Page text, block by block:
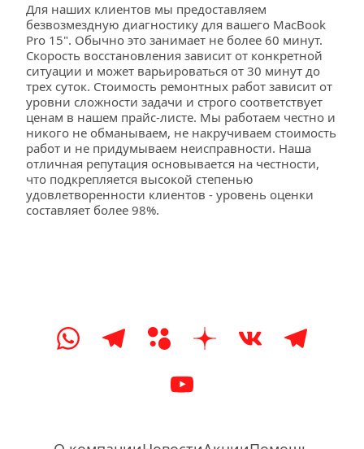
Для наших клиентов мы предоставляем
безвозмездную диагностику для вашего MacBook
Pro 15". Обычно это занимает не более 60 минут.
Скорость восстановления зависит от конкретной
ситуации и может варьироваться от 30 минут до
трех суток. Стоимость ремонтных работ зависит от
уровни сложности задачи и строго соответствует
ценам в нашем прайс-листе. Мы работаем честно и
никого не обманываем, не накручиваем стоимость
работ и не придумываем неисправности. Наша
отличная репутация основывается на честности,
что подкрепляется высокой степенью
удовлетворенности клиентов - уровень оценки
составляет более 98%.